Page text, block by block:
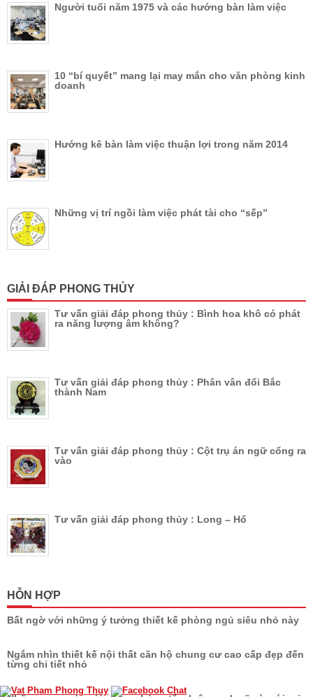
Người tuổi năm 1975 và các hướng bàn làm việc
10 “bí quyết” mang lại may mắn cho văn phòng kinh
doanh
Hướng kê bàn làm việc thuận lợi trong năm 2014
Những vị trí ngồi làm việc phát tài cho “sếp”
GIẢI ĐÁP PHONG THỦY
Tư vấn giải đáp phong thủy : Bình hoa khô có phát
ra năng lượng âm không?
Tư vấn giải đáp phong thủy : Phân vân đổi Bắc
thành Nam
Tư vấn giải đáp phong thủy : Cột trụ án ngữ cổng ra
vào
Tư vấn giải đáp phong thủy : Long – Hổ
HỖN HỢP
Bất ngờ với những ý tưởng thiết kế phòng ngủ siêu nhỏ này
Ngắm nhìn thiết kế nội thất căn hộ chung cư cao cấp đẹp đến
từng chi tiết nhỏ